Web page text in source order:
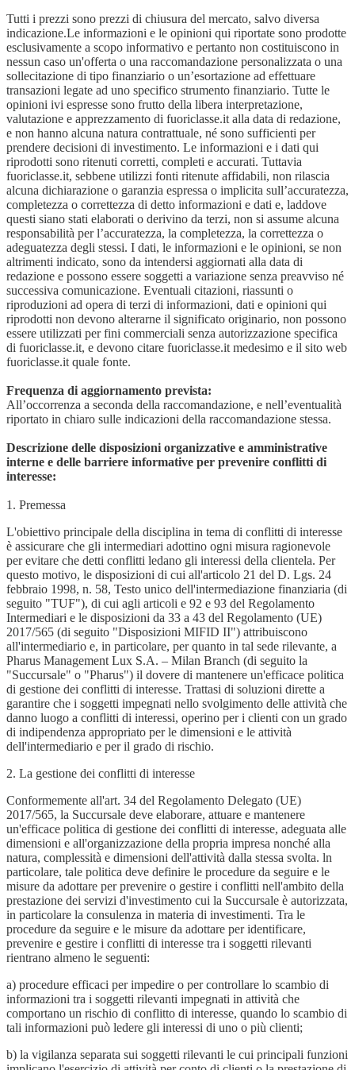
Tutti i prezzi sono prezzi di chiusura del mercato, salvo diversa
indicazione.Le informazioni e le opinioni qui riportate sono prodotte
esclusivamente a scopo informativo e pertanto non costituiscono in
nessun caso un'offerta o una raccomandazione personalizzata o una
sollecitazione di tipo finanziario o un’esortazione ad effettuare
transazioni legate ad uno specifico strumento finanziario. Tutte le
opinioni ivi espresse sono frutto della libera interpretazione,
valutazione e apprezzamento di fuoriclasse.it alla data di redazione,
e non hanno alcuna natura contrattuale, né sono sufficienti per
prendere decisioni di investimento. Le informazioni e i dati qui
riprodotti sono ritenuti corretti, completi e accurati. Tuttavia
fuoriclasse.it, sebbene utilizzi fonti ritenute affidabili, non rilascia
alcuna dichiarazione o garanzia espressa o implicita sull’accuratezza,
completezza o correttezza di detto informazioni e dati e, laddove
questi siano stati elaborati o derivino da terzi, non si assume alcuna
responsabilità per l’accuratezza, la completezza, la correttezza o
adeguatezza degli stessi. I dati, le informazioni e le opinioni, se non
altrimenti indicato, sono da intendersi aggiornati alla data di
redazione e possono essere soggetti a variazione senza preavviso né
successiva comunicazione. Eventuali citazioni, riassunti o
riproduzioni ad opera di terzi di informazioni, dati e opinioni qui
riprodotti non devono alterarne il significato originario, non possono
essere utilizzati per fini commerciali senza autorizzazione specifica
di fuoriclasse.it, e devono citare fuoriclasse.it medesimo e il sito web
fuoriclasse.it quale fonte.
Frequenza di aggiornamento prevista:
All’occorrenza a seconda della raccomandazione, e nell’eventualità
riportato in chiaro sulle indicazioni della raccomandazione stessa.
Descrizione delle disposizioni organizzative e amministrative
interne e delle barriere informative per prevenire conflitti di
interesse:
1. Premessa
L'obiettivo principale della disciplina in tema di conflitti di interesse
è assicurare che gli intermediari adottino ogni misura ragionevole
per evitare che detti conflitti ledano gli interessi della clientela. Per
questo motivo, le disposizioni di cui all'articolo 21 del D. Lgs. 24
febbraio 1998, n. 58, Testo unico dell'intermediazione finanziaria (di
seguito "TUF"), di cui agli articoli e 92 e 93 del Regolamento
Intermediari e le disposizioni da 33 a 43 del Regolamento (UE)
2017/565 (di seguito "Disposizioni MIFID II") attribuiscono
all'intermediario e, in particolare, per quanto in tal sede rilevante, a
Pharus Management Lux S.A. – Milan Branch (di seguito la
"Succursale" o "Pharus") il dovere di mantenere un'efficace politica
di gestione dei conflitti di interesse. Trattasi di soluzioni dirette a
garantire che i soggetti impegnati nello svolgimento delle attività che
danno luogo a conflitti di interessi, operino per i clienti con un grado
di indipendenza appropriato per le dimensioni e le attività
dell'intermediario e per il grado di rischio.
2. La gestione dei conflitti di interesse
Conformemente all'art. 34 del Regolamento Delegato (UE)
2017/565, la Succursale deve elaborare, attuare e mantenere
un'efficace politica di gestione dei conflitti di interesse, adeguata alle
dimensioni e all'organizzazione della propria impresa nonché alla
natura, complessità e dimensioni dell'attività dalla stessa svolta. ln
particolare, tale politica deve definire le procedure da seguire e le
misure da adottare per prevenire o gestire i conflitti nell'ambito della
prestazione dei servizi d'investimento cui la Succursale è autorizzata,
in particolare la consulenza in materia di investimenti. Tra le
procedure da seguire e le misure da adottare per identificare,
prevenire e gestire i conflitti di interesse tra i soggetti rilevanti
rientrano almeno le seguenti:
a) procedure efficaci per impedire o per controllare lo scambio di
informazioni tra i soggetti rilevanti impegnati in attività che
comportano un rischio di conflitto di interesse, quando lo scambio di
tali informazioni può ledere gli interessi di uno o più clienti;
b) la vigilanza separata sui soggetti rilevanti le cui principali funzioni